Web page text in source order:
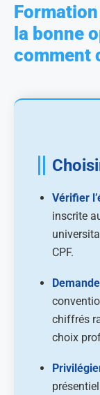
la bonne
comment
Vérifier
inscrite
CPF.
chiffrés
choix